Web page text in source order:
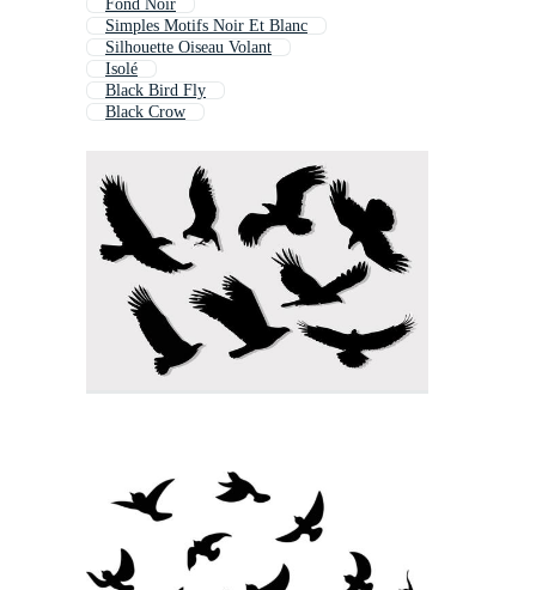
Fond Noir
Simples Motifs Noir Et Blanc
Silhouette Oiseau Volant
Isolé
Black Bird Fly
Black Crow